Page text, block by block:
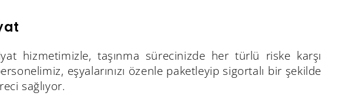
hizmetimizle, taşınma sürecinizde her türlü riske karşı
eşyalarınızı özenle paketleyip sigortalı bir şekilde
sağlıyor.